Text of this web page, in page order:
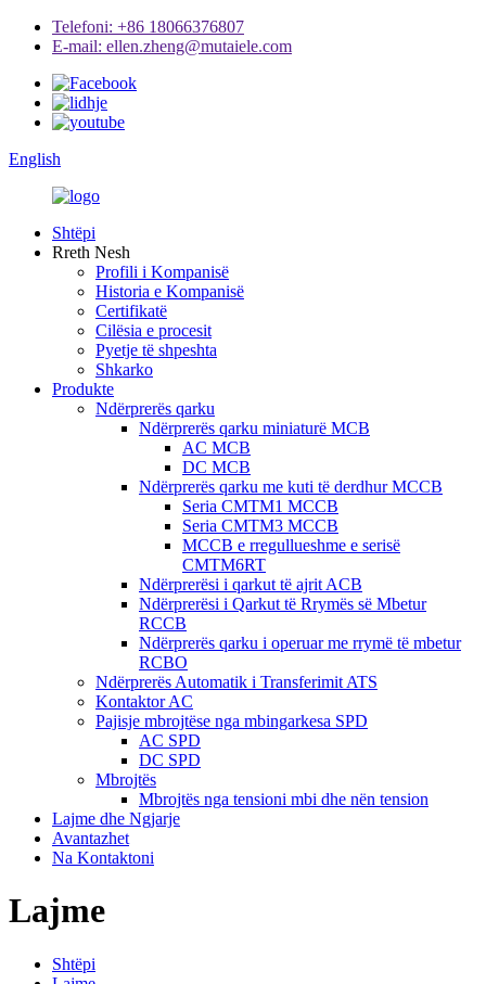
Telefoni: +86 18066376807
E-mail: ellen.zheng@mutaiele.com
English
Shtëpi
Rreth Nesh
Profili i Kompanisë
Historia e Kompanisë
Certifikatë
Cilësia e procesit
Pyetje të shpeshta
Shkarko
Produkte
Ndërprerës qarku
Ndërprerës qarku miniaturë MCB
AC MCB
DC MCB
Ndërprerës qarku me kuti të derdhur MCCB
Seria CMTM1 MCCB
Seria CMTM3 MCCB
MCCB e rregullueshme e serisë
CMTM6RT
Ndërprerësi i qarkut të ajrit ACB
Ndërprerësi i Qarkut të Rrymës së Mbetur
RCCB
Ndërprerës qarku i operuar me rrymë të mbetur
RCBO
Ndërprerës Automatik i Transferimit ATS
Kontaktor AC
Pajisje mbrojtëse nga mbingarkesa SPD
AC SPD
DC SPD
Mbrojtës
Mbrojtës nga tensioni mbi dhe nën tension
Lajme dhe Ngjarje
Avantazhet
Na Kontaktoni
Lajme
Shtëpi